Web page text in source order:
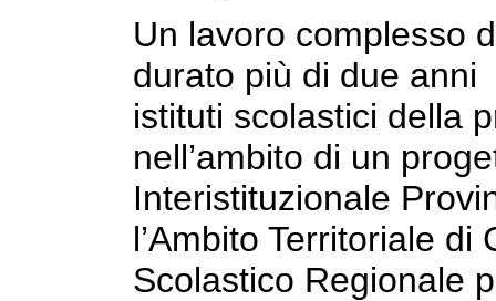
Un lavoro complesso
durato più di due
istituti scolastici della
nell’ambito di un
Interistituzionale
l’Ambito Territoriale di
Scolastico Regionale